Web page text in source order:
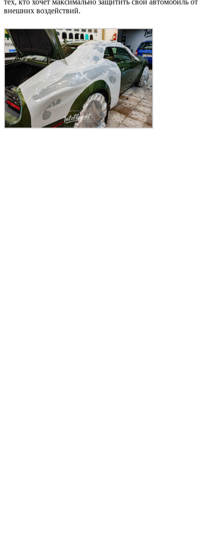
внешних воздействий.